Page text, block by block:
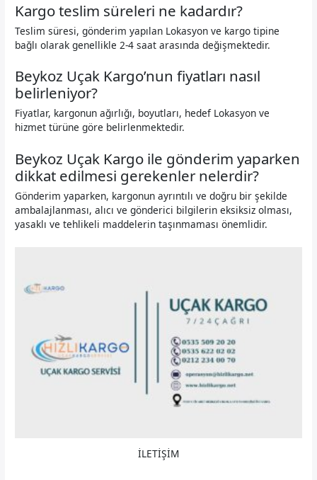
Kargo teslim süreleri ne kadardır?
Teslim süresi, gönderim yapılan Lokasyon ve kargo tipine
bağlı olarak genellikle 2-4 saat arasında değişmektedir.
Beykoz Uçak Kargo’nun fiyatları nasıl
belirleniyor?
Fiyatlar, kargonun ağırlığı, boyutları, hedef Lokasyon ve
hizmet türüne göre belirlenmektedir.
Beykoz Uçak Kargo ile gönderim yaparken
dikkat edilmesi gerekenler nelerdir?
Gönderim yaparken, kargonun ayrıntılı ve doğru bir şekilde
ambalajlanması, alıcı ve gönderici bilgilerin eksiksiz olması,
yasaklı ve tehlikeli maddelerin taşınmaması önemlidir.
İLETİŞİM